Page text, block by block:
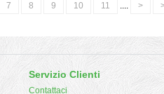
7 8 9 10 11 .... >
Servizio Clienti
Contattaci